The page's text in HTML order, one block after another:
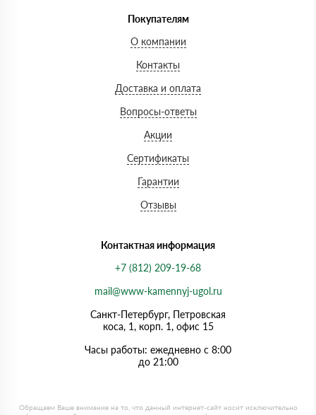
Покупателям
О компании
Контакты
Доставка и оплата
Вопросы-ответы
Акции
Сертификаты
Гарантии
Отзывы
Контактная информация
+7 (812) 209-19-68
mail@www-kamennyj-ugol.ru
Санкт-Петербург, Петровская
коса, 1, корп. 1, офис 15
Часы работы: ежедневно с 8:00
до 21:00